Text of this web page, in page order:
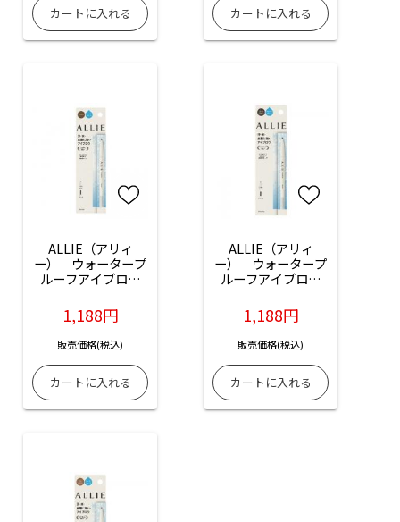
ALLIE（アリィ
ー）　ウォータープ
ルーフアイブロウ
0.15g入
1,188円
販売価格(税込)
ALLIE（アリィ
ー）　ウォータープ
ルーフアイブロウ
ラウン：0.15g入
1,188円
販売価格(税込)